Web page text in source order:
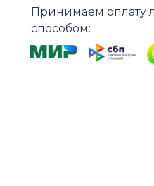
Принимаем оплату
способом: